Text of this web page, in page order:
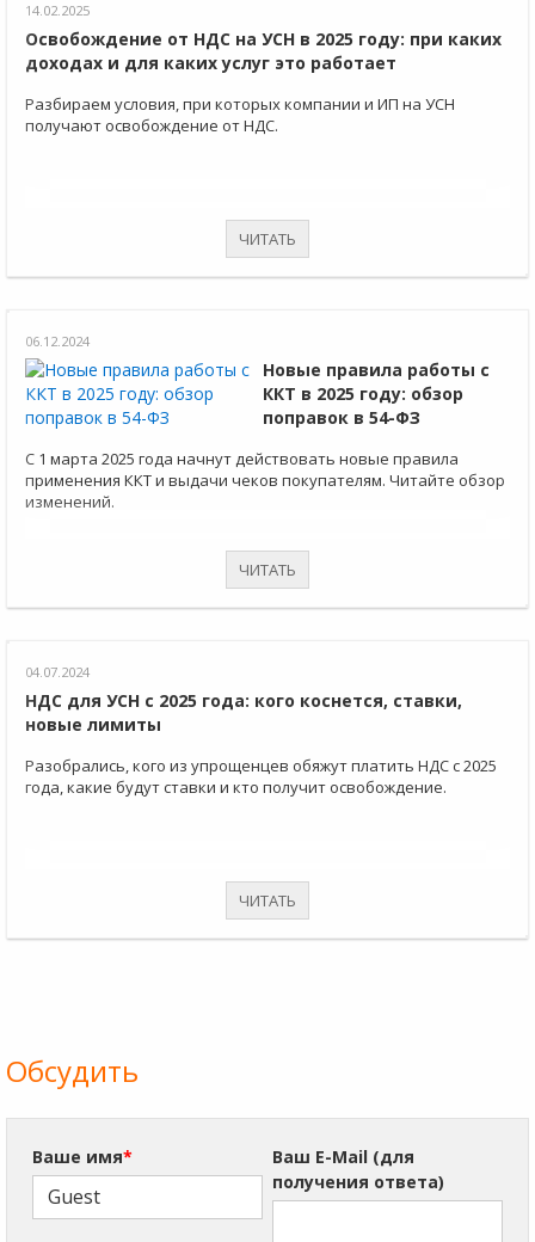
14.02.2025
Освобождение от НДС на УСН в 2025 году: при каких
доходах и для каких услуг это работает
Разбираем условия, при которых компании и ИП на УСН
получают освобождение от НДС.
ЧИТАТЬ
06.12.2024
Новые правила работы с
ККТ в 2025 году: обзор
поправок в 54-ФЗ
С 1 марта 2025 года начнут действовать новые правила
применения ККТ и выдачи чеков покупателям. Читайте обзор
изменений.
ЧИТАТЬ
04.07.2024
НДС для УСН с 2025 года: кого коснется, ставки,
новые лимиты
Разобрались, кого из упрощенцев обяжут платить НДС с 2025
года, какие будут ставки и кто получит освобождение.
ЧИТАТЬ
Обсудить
Ваше имя*
Ваш E-Mail (для
получения ответа)